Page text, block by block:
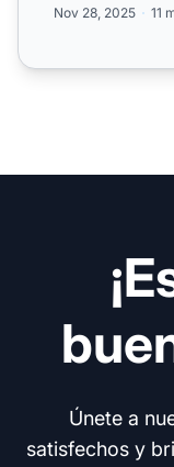
Nov 28, 2025 11
Únete a
satisfechos y